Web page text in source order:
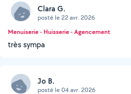
Clara G.
posté le 22 avr. 2026
Menuiserie - Huisserie - Agencement
très sympa
Jo B.
posté le 04 avr. 2026